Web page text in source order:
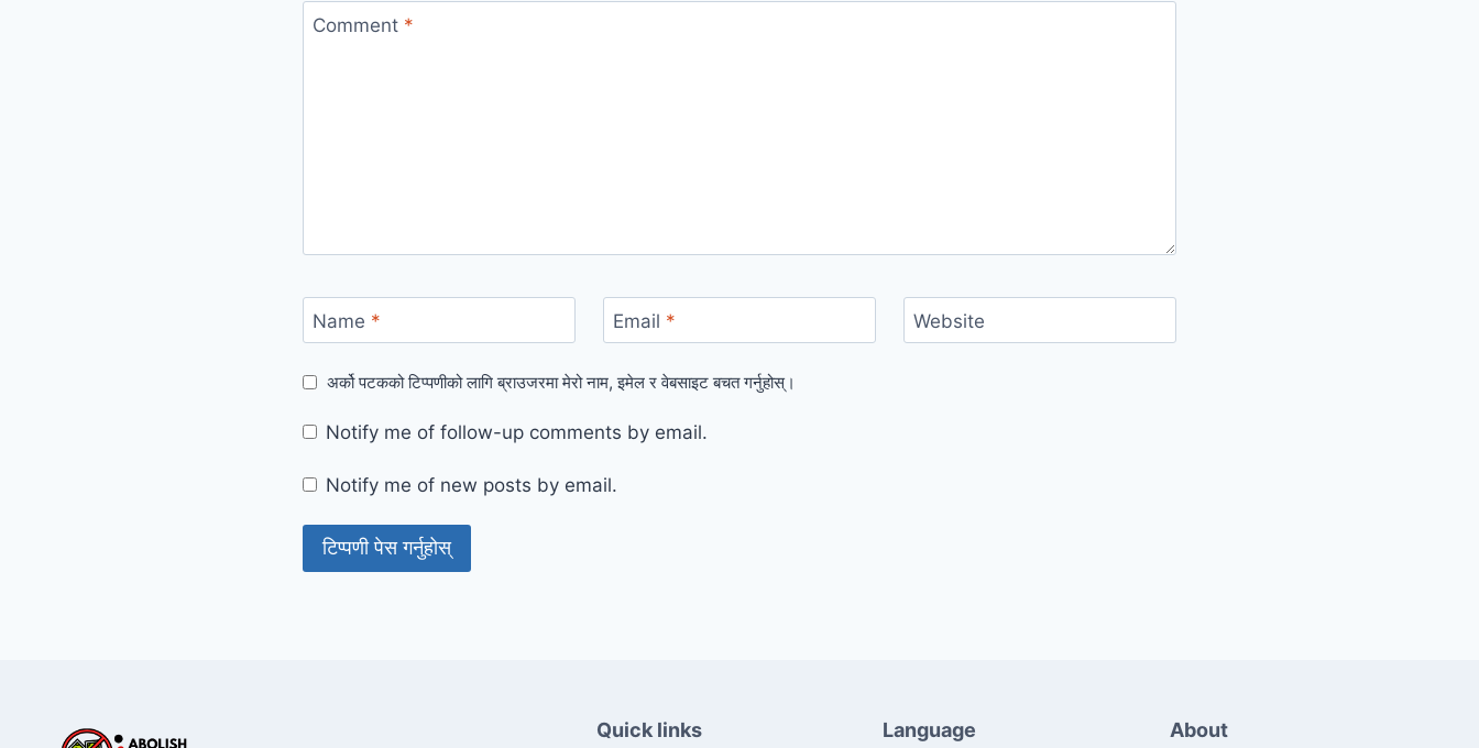
Comment *
Name * Email * Website
अर्को पटकको टिप्पणीको लागि ब्राउजरमा मेरो नाम, इमेल र वेबसाइट बचत गर्नुहोस्।
Notify me of follow-up comments by email.
Notify me of new posts by email.
Quick links Language About